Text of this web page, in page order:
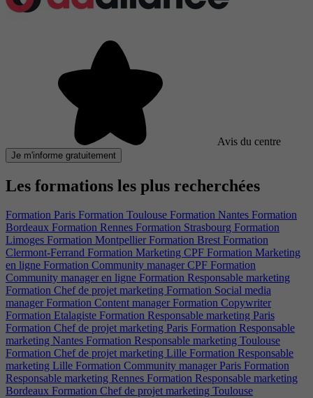
Avis du centre
Je m'informe gratuitement
Les formations les plus recherchées
Formation Paris Formation Toulouse Formation Nantes Formation
Bordeaux Formation Rennes Formation Strasbourg Formation
Limoges Formation Montpellier Formation Brest Formation
Clermont-Ferrand Formation Marketing CPF Formation Marketing
en ligne Formation Community manager CPF Formation
Community manager en ligne Formation Responsable marketing
Formation Chef de projet marketing Formation Social media
manager Formation Content manager Formation Copywriter
Formation Etalagiste Formation Responsable marketing Paris
Formation Chef de projet marketing Paris Formation Responsable
marketing Nantes Formation Responsable marketing Toulouse
Formation Chef de projet marketing Lille Formation Responsable
marketing Lille Formation Community manager Paris Formation
Responsable marketing Rennes Formation Responsable marketing
Bordeaux Formation Chef de projet marketing Toulouse